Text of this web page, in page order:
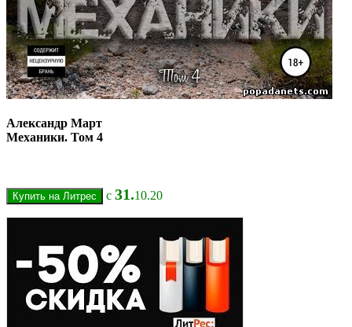
Александр Март
Механики. Том 4
с 31.10.20